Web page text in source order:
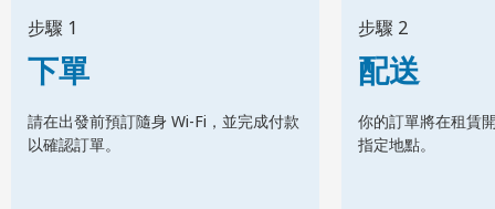
步驟 1
下單
請在出發前預訂隨身 Wi-Fi，並完成付款
以確認訂單。
步驟 2
配送
你的訂單將在租賃
指定地點。